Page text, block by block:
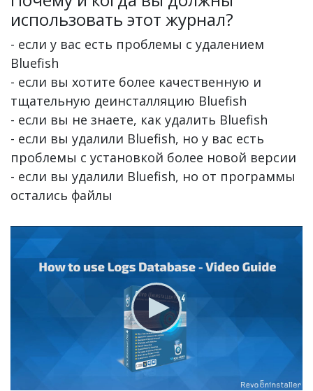
использовать этот журнал?
- если у вас есть проблемы с удалением
Bluefish
- если вы хотите более качественную и
тщательную деинсталляцию Bluefish
- если вы не знаете, как удалить Bluefish
- если вы удалили Bluefish, но у вас есть
проблемы с установкой более новой версии
- если вы удалили Bluefish, но от программы
остались файлы